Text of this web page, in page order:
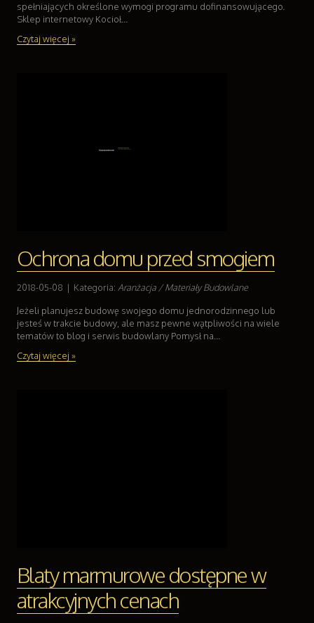
spełniających określone wymogi programu dofinansowującego.
Sklep internetowy Kocioł...
Czytaj więcej »
Ochrona domu przed smogiem
2018-05-08 | Kategoria: Aranżacja / Materiały Budowlane
Jeżeli planujesz budowę swojego domu jednorodzinnego lub
jesteś w trakcie budowy, ale masz pewne wątpliwości na wiele
tematów to blog i serwis budowlany Pomysł na...
Czytaj więcej »
Blaty marmurowe dostępne w
atrakcyjnych cenach